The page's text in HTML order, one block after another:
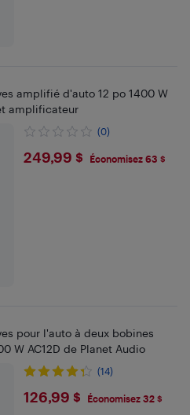
amplifié d'auto 12 po 1400 W
amplificateur
(0)
$249.99
249,99 $ Économisez 63 $
pour l'auto à deux bobines
W AC12D de Planet Audio
(14)
$126.99
126,99 $ Économisez 32 $